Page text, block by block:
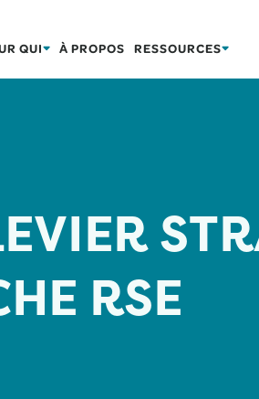
QUI À PROPOS RESSOURCES
RSE